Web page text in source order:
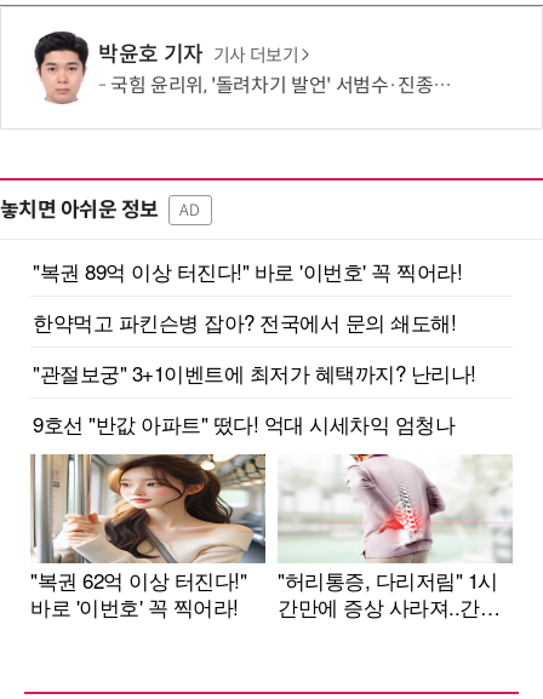
박윤호 기자 기사 더보기
국힘 윤리위, '돌려차기 발언' 서범수·진종오 징계 절차 개시
놓치면 아쉬운 정보 AD